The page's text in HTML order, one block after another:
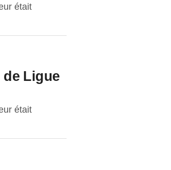
était
Ligue
était